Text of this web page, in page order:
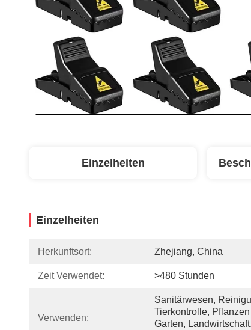
Einzelheiten
Einzelheiten
Herkunftsort: Zhejiang, China
Zeit Verwendet: >480 Stunden
Verwenden:
Sanitärwesen,
Tierkontrolle, Pflanzen
Garten,